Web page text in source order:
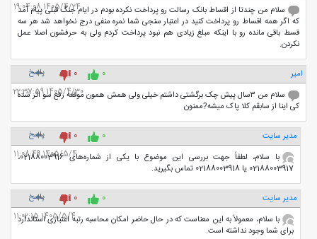
1405/4/24 19:04:08
سلام من چندتا از اقساط بانک رسالت رو پرداخت نکرده بودم در ایام جنگ قبلی پیام آمد
که اگر همه اقساط رو پرداخت کنید در اعتبار سنجی شما نمره منفی درج نخواهد شد هر سه
قسط باقی مانده رو با اینکه مبلغ زیادی هم نبود پرداخت کردم ولی به حرفشون اصلا عمل
نکردن.
امیر پاسخ 0
0
1405/4/30 22:37:59
سلام من ۳سال پیش چک برگشتی داشتم خیلی ولی همش همون موقعه رفع سو اثر شده
کی اینا از سابقم کلا پاک میشه?ممنون
مدیر سایت پاسخ 0
0
1405/5/4 11:08:49
با سلام، لطفاً جهت بررسی این موضوع با یکی از شماره‌های 02188003916،
02188003917 یا 02188003918 تماس بگیرید.
مدیر سایت پاسخ 0
0
1405/5/4 11:02:15
با سلام، معمولاً به این معناست که در حال حاضر امکان محاسبه رتبه اعتباری استاندارد
برای شما وجود نداشته است.